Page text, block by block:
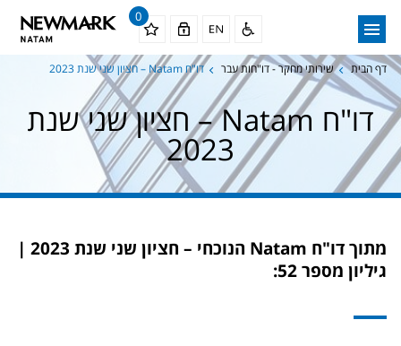
0
דף הבית שירותי מחקר - דו"חות עבר דו"ח Natam – חציון שני שנת 2023
דו"ח Natam – חציון שני שנת
2023
מתוך דו"ח Natam הנוכחי –
חציון שני שנת 2023 |
גיליון מספר 52: